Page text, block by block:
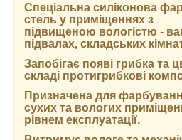
Спеціальна силіконова
стель у приміщеннях з
підвищеною вологістю -
підвалах, складських
Запобігає появі грибка та
складі протигрибкові
Призначена для
сухих та вологих
рівнем експлуатації.